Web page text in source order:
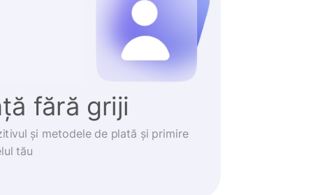
fără griji
și metodele de plată și primire
tău